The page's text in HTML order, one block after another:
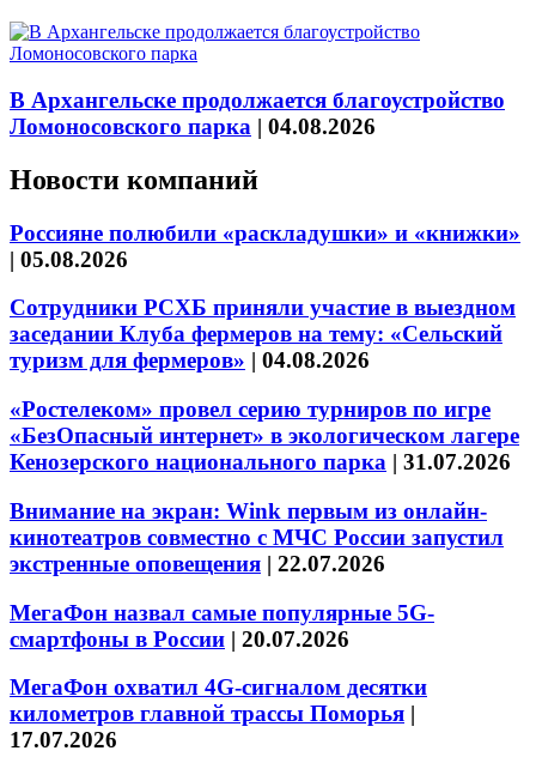
В Архангельске продолжается благоустройство
Ломоносовского парка | 04.08.2026
Новости компаний
Россияне полюбили «раскладушки» и «книжки»
| 05.08.2026
Сотрудники РСХБ приняли участие в выездном
заседании Клуба фермеров на тему: «Сельский
туризм для фермеров» | 04.08.2026
«Ростелеком» провел серию турниров по игре
«БезОпасный интернет» в экологическом лагере
Кенозерского национального парка | 31.07.2026
Внимание на экран: Wink первым из онлайн-
кинотеатров совместно с МЧС России запустил
экстренные оповещения | 22.07.2026
МегаФон назвал самые популярные 5G-
смартфоны в России | 20.07.2026
МегаФон охватил 4G-сигналом десятки
километров главной трассы Поморья |
17.07.2026